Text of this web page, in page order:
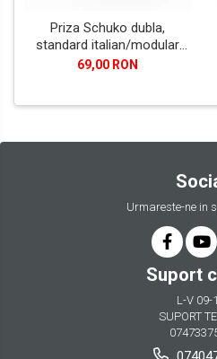
Priza Schuko dubla,
standard italian/modular
4M
69,00 RON
Urmareste-ne in
Suport
L-V 09-
SUPORT